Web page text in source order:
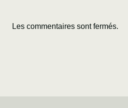
Les commentaires sont fermés.